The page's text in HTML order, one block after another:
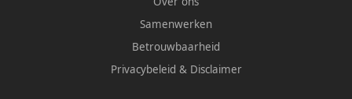
Samenwerken
Betrouwbaarheid
Privacybeleid & Disclaimer